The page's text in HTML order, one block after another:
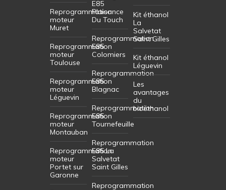
Reprogrammation
moteur
Muret
Reprogrammation
moteur
Toulouse
Reprogrammation
moteur
Léguevin
Reprogrammation
moteur
Montauban
Reprogrammation
moteur
Portet sur
Garonne
E85
Plaisance
Du Touch
Reprogrammation
E85
Colomiers
Reprogrammation
E85
Blagnac
Reprogrammation
E85
Tournefeuille
Reprogrammation
E85 La
Salvetat
Saint Gilles
Reprogrammation
Kit éthanol
La
Salvetat
Saint Gilles
Kit éthanol
Léguevin
Les
avantages
du
bioéthanol